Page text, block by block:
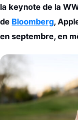
la keynote de la
de Bloomberg,
en septembre, en